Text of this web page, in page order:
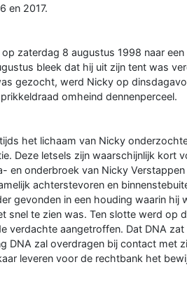
en 2017.
zaterdag 8 augustus 1998 naar
bleek dat hij uit zijn tent was
gezocht, werd Nicky op
omheind dennenperceel.
het lichaam van Nicky
Deze letsels zijn waarschijnlijk kort
en onderbroek van Nicky
achterstevoren en
gevonden in een houding waarin hij
snel te zien was. Ten slotte werd op
verdachte aangetroffen. Dat DNA
DNA zal overdragen bij contact met
leveren voor de rechtbank het